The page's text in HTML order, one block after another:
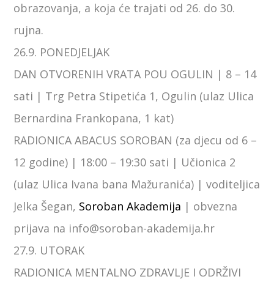
obrazovanja, a koja će trajati od 26. do 30.
rujna.
26.9. PONEDJELJAK
DAN OTVORENIH VRATA POU OGULIN | 8 – 14
sati | Trg Petra Stipetića 1, Ogulin (ulaz Ulica
Bernardina Frankopana, 1 kat)
RADIONICA ABACUS SOROBAN (za djecu od 6 –
12 godine) | 18:00 – 19:30 sati | Učionica 2
(ulaz Ulica Ivana bana Mažuranića) | voditeljica
Jelka Šegan, Soroban Akademija | obvezna
prijava na info@soroban-akademija.hr
27.9. UTORAK
RADIONICA MENTALNO ZDRAVLJE I ODRŽIVI